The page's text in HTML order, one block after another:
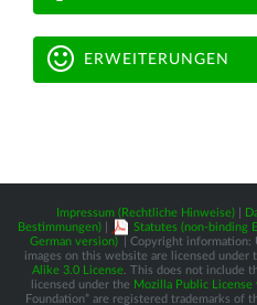
ERWEITERUNGEN
Impressum (Rechtliche Hinweise)|
Bestimmungen)
Statutes (non-binding
German version)
| Copyright information:
images on this website are licensed under
Alike 3.0 License . This does not include
licensed under the Mozilla Public License
Foundation” are registered trademarks of